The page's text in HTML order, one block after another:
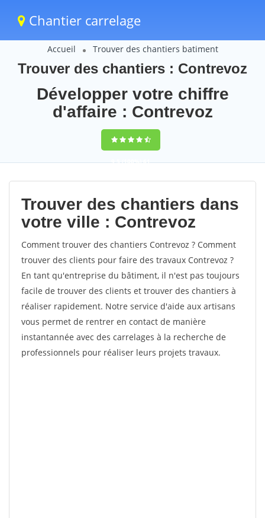
Chantier carrelage
Accueil Trouver des chantiers batiment
Trouver des chantiers : Contrevoz
Développer votre chiffre
d'affaire : Contrevoz
9,5(100%)61
votes
Trouver des chantiers dans
votre ville : Contrevoz
Comment trouver des chantiers Contrevoz ? Comment
trouver des clients pour faire des travaux Contrevoz ?
En tant qu'entreprise du bâtiment, il n'est pas toujours
facile de trouver des clients et trouver des chantiers à
réaliser rapidement. Notre service d'aide aux artisans
vous permet de rentrer en contact de manière
instantannée avec des carrelages à la recherche de
professionnels pour réaliser leurs projets travaux.